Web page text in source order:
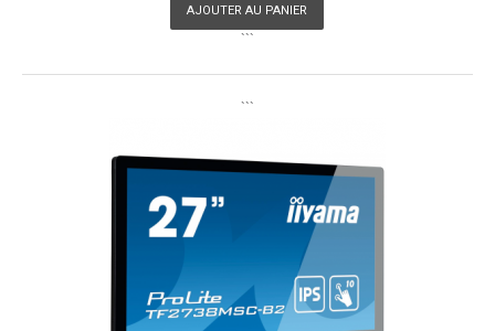
AJOUTER AU PANIER
```
```